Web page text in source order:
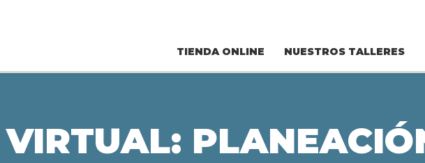
TIENDA ONLINE NUESTROS TALLERES